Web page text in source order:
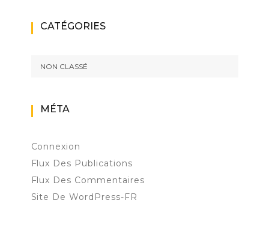
CATÉGORIES
NON CLASSÉ
MÉTA
Connexion
Flux Des Publications
Flux Des Commentaires
Site De WordPress-FR